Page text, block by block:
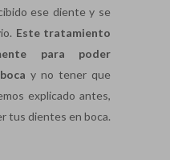
ese diente y se
Este tratamiento
para poder
y no tener que
explicado antes,
tus dientes en boca.